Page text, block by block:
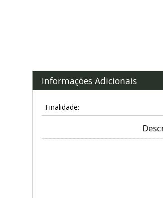
Informações Adicionais
Finalidade: